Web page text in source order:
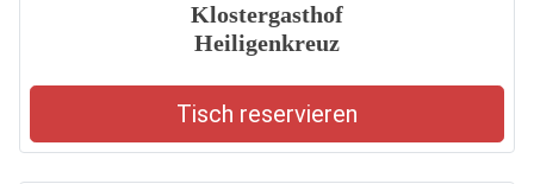
Klostergasthof
Heiligenkreuz
Tisch reservieren